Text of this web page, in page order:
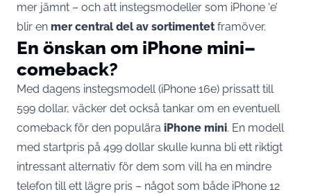
mer jämnt – och att instegsmodeller som iPhone ‘e’
blir en mer central del av sortimentetframöver.
En önskan om iPhone mini–
comeback?
Med dagens instegsmodell (iPhone 16e) prissatt till
599 dollar, väcker det också tankar om en eventuell
comeback för den populära iPhone mini. En modell
med startpris på 499 dollar skulle kunna bli ett riktigt
intressant alternativ för dem som vill ha en mindre
telefon till ett lägre pris – något som både iPhone 12